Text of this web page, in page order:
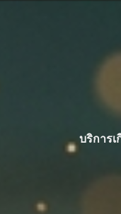
บริการ